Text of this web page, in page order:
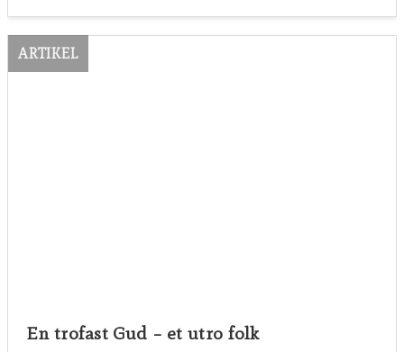
ARTIKEL
En trofast Gud – et utro folk